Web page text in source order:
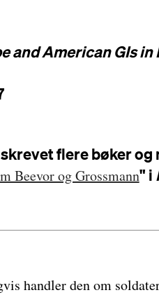
and American GIs
flere bøker
Beevor og Grossmann" i
handler den om